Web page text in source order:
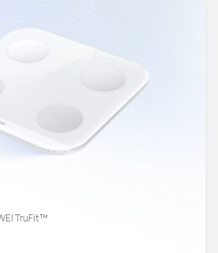
TruFit™